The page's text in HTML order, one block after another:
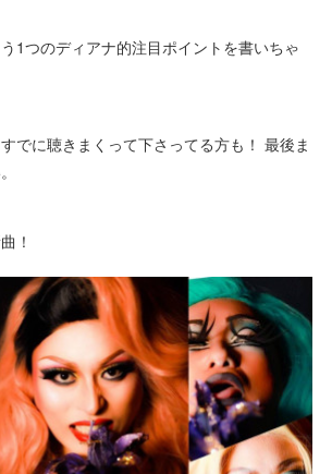
1つのディアナ的注目ポイントを書いちゃ
でに聴きまくって下さってる方も！ 最後ま
！